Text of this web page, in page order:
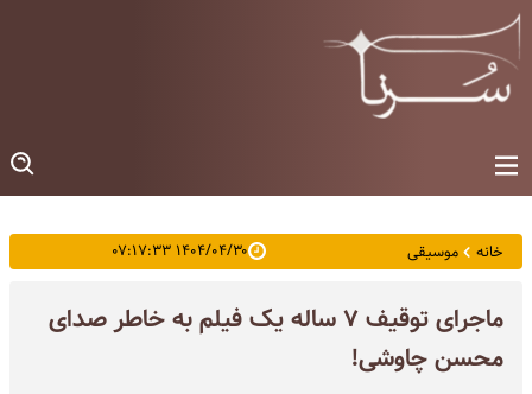
خانه موسیقی ۱۴۰۴/۰۴/۳۰ ۰۷:۱۷:۳۳
ماجرای توقیف ۷ ساله یک فیلم به خاطر صدای
محسن چاوشی!